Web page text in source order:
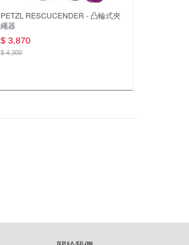
輕旅人乾燥飯
GREGORY
PETZL RESCUCENDER - 凸輪式夾
繩器
$ 3,870
$ 4,300